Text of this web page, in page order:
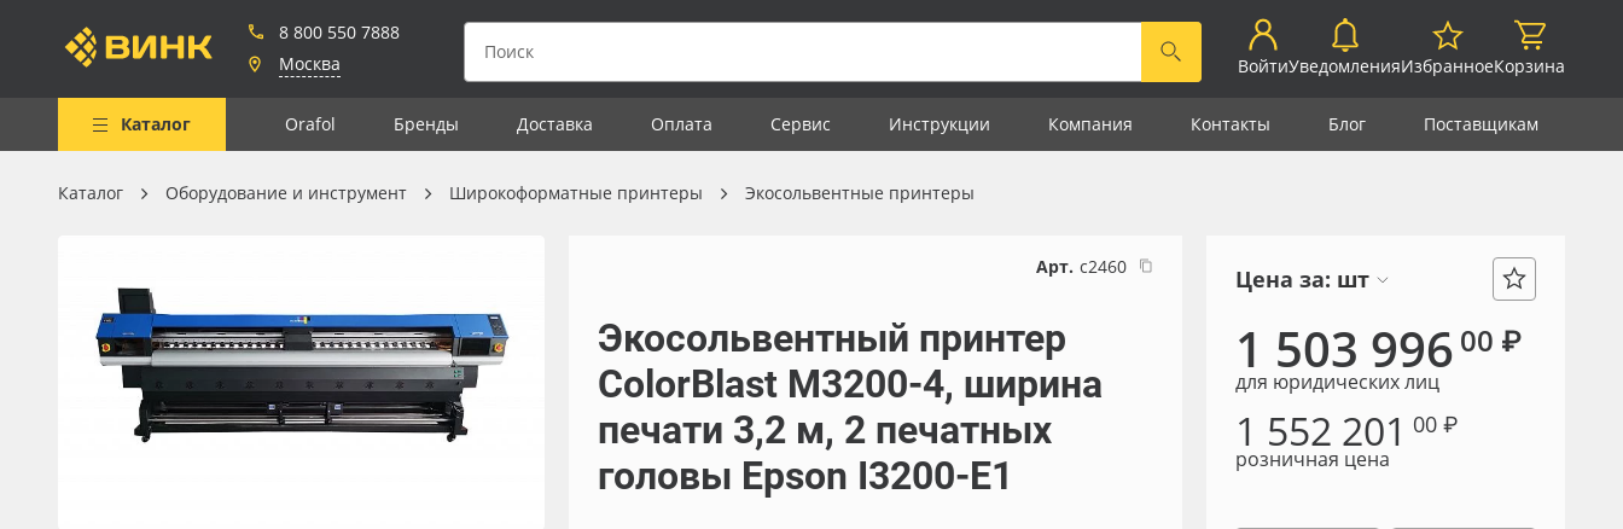
8 800 550 7888
Москва
ВойтиУведомленияИзбранноеКорзина
Каталог Orafol Бренды Доставка Оплата Сервис Инструкции Компания Контакты Блог Поставщикам
Весь каталог
Самоклеящиеся плёнки
Листовые материалы
Чернила
Клей, скотчи и крепёж
Каталог Оборудование и инструмент Широкоформатные принтеры Экосольвентные принтеры
Арт. с2460
Экосольвентный принтер
ColorBlast M3200-4, ширина
печати 3,2 м, 2 печатных
головы Epson I3200-E1
Цена за: шт
1 503 996 00 ₽
для юридических лиц
1 552 201 00 ₽
розничная цена